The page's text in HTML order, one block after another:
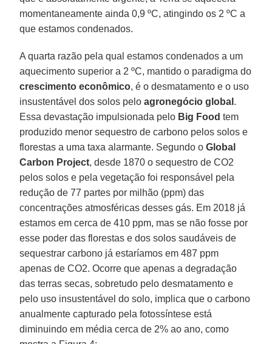
momentaneamente ainda 0,9 ºC, atingindo os 2 ºC a
que estamos condenados.
A quarta razão pela qual estamos condenados a um
aquecimento superior a 2 ºC, mantido o paradigma do
crescimento econômico, é o desmatamento e o uso
insustentável dos solos peloagronegócio global .
Essa devastação impulsionada pelo Big Food tem
produzido menor sequestro de carbono pelos solos e
florestas a uma taxa alarmante. Segundo oGlobal
Carbon Project, desde 1870 o sequestro de CO2
pelos solos e pela vegetação foi responsável pela
redução de 77 partes por milhão (ppm) das
concentrações atmosféricas desses gás. Em 2018 já
estamos em cerca de 410 ppm, mas se não fosse por
esse poder das florestas e dos solos saudáveis de
sequestrar carbono já estaríamos em 487 ppm
apenas de CO2. Ocorre que apenas a degradação
das terras secas, sobretudo pelo desmatamento e
pelo uso insustentável do solo, implica que o carbono
anualmente capturado pela fotossíntese está
diminuindo em média cerca de 2% ao ano, como